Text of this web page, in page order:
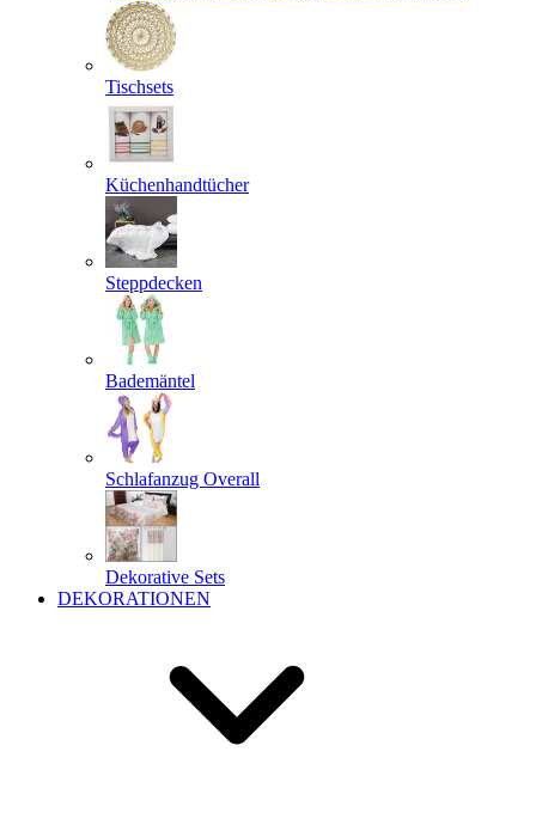
Tischsets
Küchenhandtücher
Steppdecken
Bademäntel
Schlafanzug Overall
Dekorative Sets
DEKORATIONEN